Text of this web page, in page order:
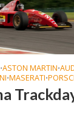
•ASTON MARTIN•
•MASERATI•